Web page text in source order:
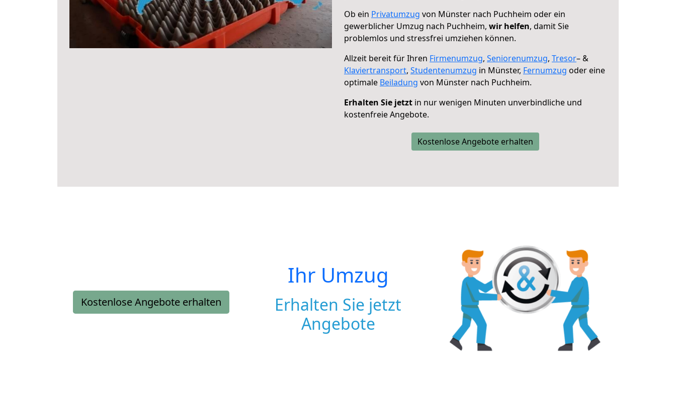
Ob ein Privatumzug von Münster nach Puchheim oder ein
gewerblicher Umzug nach Puchheim, wir helfen, damit Sie
problemlos und stressfrei umziehen können.
Allzeit bereit für Ihren Firmenumzug, Seniorenumzug, Tresor– &
Klaviertransport, Studentenumzug in Münster, Fernumzug oder eine
optimale Beiladung von Münster nach Puchheim.
Erhalten Sie jetzt in nur wenigen Minuten unverbindliche und
kostenfreie Angebote.
Kostenlose Angebote erhalten
Kostenlose Angebote erhalten
Ihr Umzug
Erhalten Sie jetzt
Angebote